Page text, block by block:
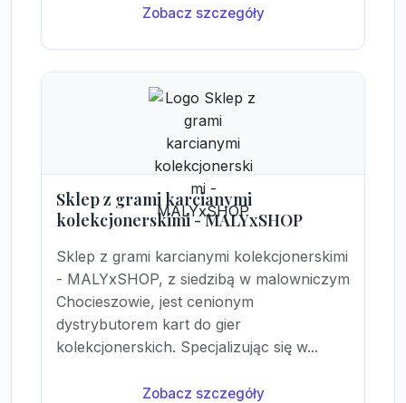
Zobacz szczegóły
Sklep z grami karcianymi
kolekcjonerskimi - MALYxSHOP
Sklep z grami karcianymi kolekcjonerskimi
- MALYxSHOP, z siedzibą w malowniczym
Chocieszowie, jest cenionym
dystrybutorem kart do gier
kolekcjonerskich. Specjalizując się w...
Zobacz szczegóły